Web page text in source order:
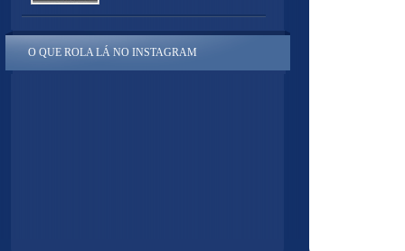
O QUE ROLA LÁ NO INSTAGRAM